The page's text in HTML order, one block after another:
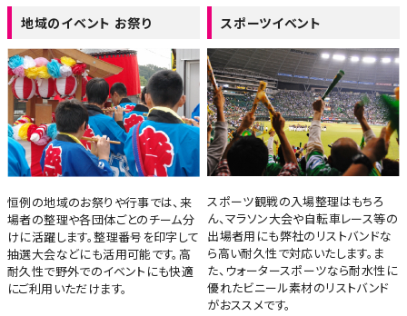
地域のイベント お祭り
恒例の地域のお祭りや行事では、来
場者の整理や各団体ごとのチーム分
けに活躍します。整理番号を印字して
抽選大会などにも活用可能です。高
耐久性で野外でのイベントにも快適
にご利用いただけます。
スポーツイベント
スポーツ観戦の入場整理はもちろ
ん、マラソン大会や自転車レース等の
出場者用にも弊社のリストバンドな
ら高い耐久性で対応いたします。ま
た、ウォータースポーツなら耐水性に
優れたビニール素材のリストバンド
がおススメです。